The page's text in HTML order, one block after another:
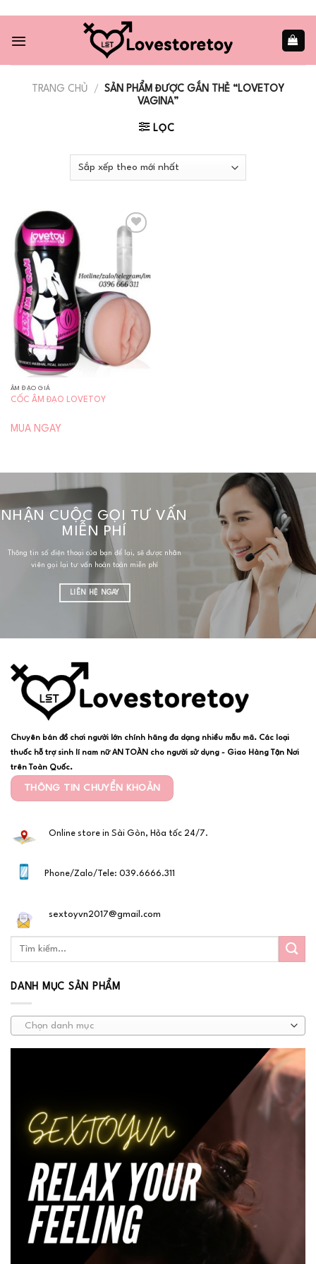
content
TRANG CHỦ /
SẢN PHẨM ĐƯỢC GẮN THẺ “LOVETOY
VAGINA”
LỌC
wishlist
ÂM ĐẠO GIẢ
CỐC ÂM ĐẠO LOVETOY
MUA NGAY
NHẬN CUỘC GỌI TƯ VẤN
MIỄN PHÍ
Thông tin số điện thoại của bạn để lại, sẽ được nhân
viên gọi lại tư vấn hoàn toàn miễn phí
LIÊN HỆ NGAY
Chuyên bán đồ chơi người lớn chính hãng đa dạng nhiều mẫu mã. Các loại
thuốc hỗ trợ sinh lí nam nữ AN TOÀN cho người sử dụng - Giao Hàng Tận Nơi
trên Toàn Quốc.
THÔNG TIN CHUYỂN KHOẢN
Online store in Sài Gòn, Hỏa tốc 24/7.
Phone/Zalo/Tele: 039.6666.311
sextoyvn2017@gmail.com
DANH MỤC SẢN PHẨM
Chọn danh mục